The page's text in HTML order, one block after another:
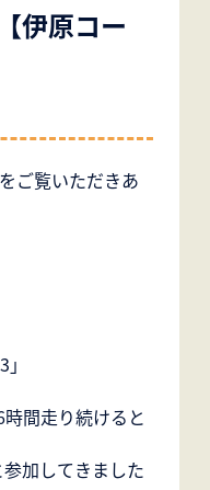
伊原コー
ご覧いただきあ
間走り続けると
加してきました